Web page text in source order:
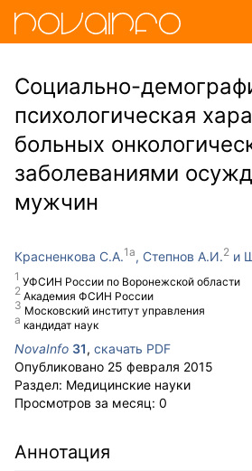
Социально-
психологическая
больных
заболеваниями
мужчин
Красненкова С.А.
УФСИН России по Воронежской области
кандидат наук
Степнов А.И.
Академия ФСИН России
Московский институт управления
NovaInfo 31, скачать PDF
Опубликовано 25 февраля 2015
Раздел: Медицинские науки
Просмотров за месяц: 0
Аннотация